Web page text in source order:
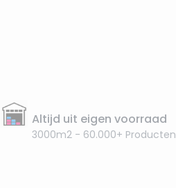
Altijd uit eigen voorraad
3000m2 - 60.000+ Producten